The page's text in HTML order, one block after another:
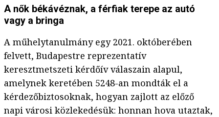
A nők békávéznak, a férfiak terepe az autó
vagy a bringa
A műhelytanulmány egy 2021. októberében
felvett, Budapestre reprezentatív
keresztmetszeti kérdőív válaszain alapul,
amelynek keretében 5248-an mondták el a
kérdezőbiztosoknak, hogyan zajlott az előző
napi városi közlekedésük: honnan hova utaztak,